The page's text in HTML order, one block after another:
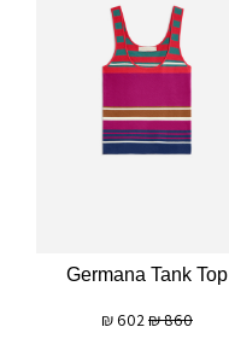
Germana Tank Top
860
₪
602
₪